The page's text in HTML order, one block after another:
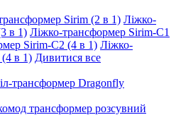
Sirim (2 в 1) Ліжко-
в 1) Ліжко-трансформер Sirim-C1
Sirim-C2 (4 в 1) Ліжко-
в 1) Дивитися все
трансформер Dragonfly
трансформер розсувний